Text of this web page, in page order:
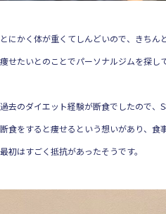
とにかく体が重くてしんどいので、きちん
痩せたいとのことでパーソナルジムを探し
過去のダイエット経験が断食でしたので、
断食をすると痩せるという想いがあり、食
最初はすごく抵抗があったそうです。